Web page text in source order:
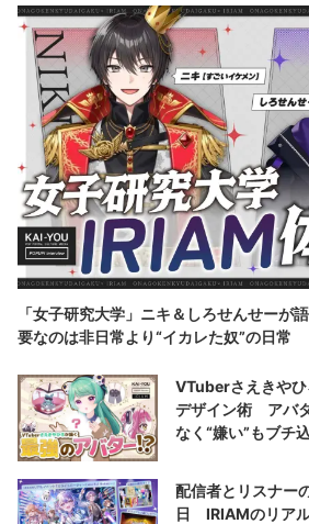
「女子研究大学」ニキ＆しろせんせー
要なのは非日常より“イカレた奴”の日常
VTuberさえきや
デザイン術 アバ
なく“嫌い”もブチ
配信者とリスナー
日 IRIAMのリア